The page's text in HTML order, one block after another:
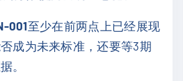
001至少在前两点上已经展现
成为未来标准，还要等3期
。